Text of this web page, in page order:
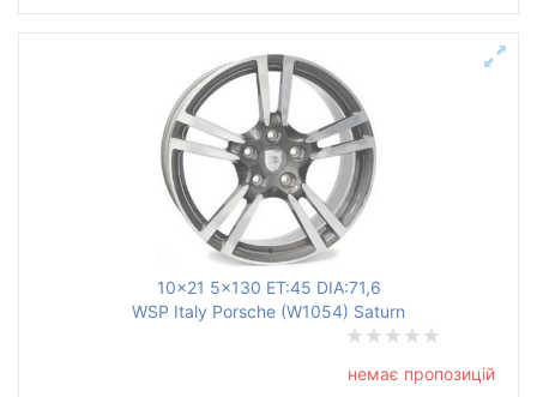
10x21 5x130 ET:45 DIA:71,6
WSP Italy Porsche (W1054) Saturn
немає пропозицій